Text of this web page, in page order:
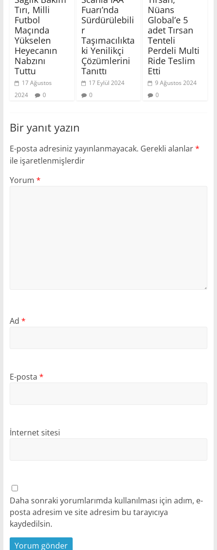
Tırı, Milli
Futbol
Maçında
Yükselen
Heyecanın
Nabzını
Tuttu
17 Ağustos
2024
0
Fuarı’nda
Sürdürülebili
r
Taşımacılıkta
ki Yenilikçi
Çözümlerini
Tanıttı
17 Eylül 2024
0
Nüans
Global’e 5
adet Tırsan
Tenteli
Perdeli Multi
Ride Teslim
Etti
9 Ağustos 2024
0
Bir yanıt yazın
E-posta adresiniz yayınlanmayacak. Gerekli alanlar*
ile işaretlenmişlerdir
Yorum *
Ad *
E-posta *
İnternet sitesi
Daha sonraki yorumlarımda kullanılması için adım, e-
posta adresim ve site adresim bu tarayıcıya
kaydedilsin.